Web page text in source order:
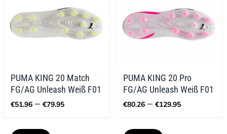
PUMA KING 20 Match
FG/AG Unleash Weiß F01
€51.96 – €79.95Preisspanne:
PUMA KING 20 Pro
FG/AG Unleash Weiß F01
€80.26 – €129.95